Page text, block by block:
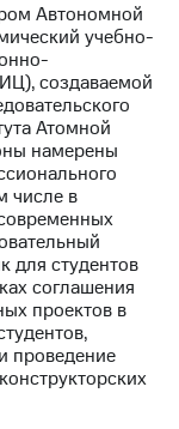
Автономной
учебно-
создаваемой
Атомной
намерены
числе в
для студентов
соглашения
проектов в
проведение